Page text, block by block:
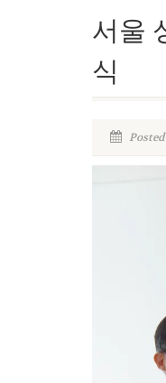
서울
식
Posted